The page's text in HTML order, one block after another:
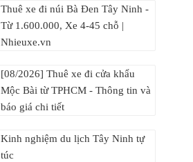
Thuê xe đi núi Bà Đen Tây Ninh -
Từ 1.600.000, Xe 4-45 chỗ |
Nhieuxe.vn
[08/2026] Thuê xe đi cửa khẩu
Mộc Bài từ TPHCM - Thông tin và
báo giá chi tiết
Kinh nghiệm du lịch Tây Ninh tự
túc